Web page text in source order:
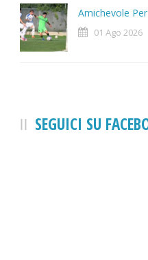
Amichevole
01 Ago 2026
SEGUICI SU